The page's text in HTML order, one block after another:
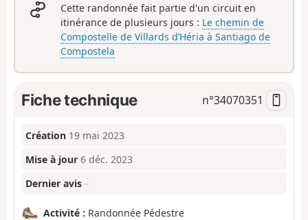
Cette randonnée fait partie d'un circuit en
itinérance de plusieurs jours : Le chemin de
Compostelle de Villards d’Héria à Santiago de
Compostela
Fiche technique n°34070351
Création 19 mai 2023
Mise à jour 6 déc. 2023
Dernier avis –
Activité : Randonnée Pédestre